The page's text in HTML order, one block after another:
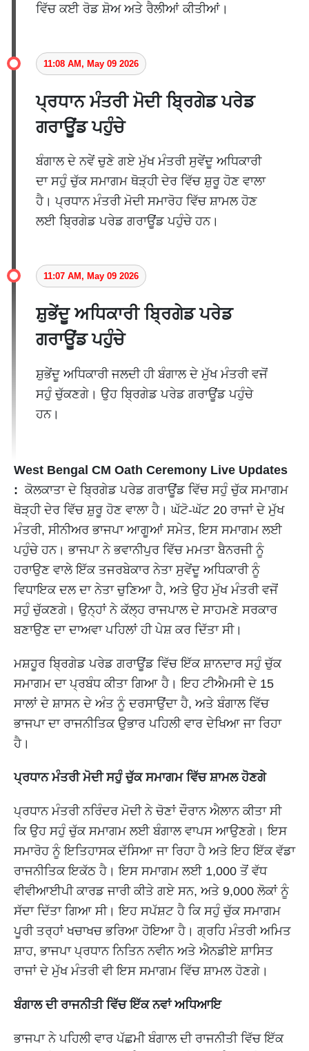
ਵਿੱਚ ਕਈ ਰੋਡ ਸ਼ੋਅ ਅਤੇ ਰੈਲੀਆਂ ਕੀਤੀਆਂ।
11:08 AM, May 09 2026
ਪ੍ਰਧਾਨ ਮੰਤਰੀ ਮੋਦੀ ਬ੍ਰਿਗੇਡ ਪਰੇਡ
ਗਰਾਊਂਡ ਪਹੁੰਚੇ
ਬੰਗਾਲ ਦੇ ਨਵੇਂ ਚੁਣੇ ਗਏ ਮੁੱਖ ਮੰਤਰੀ ਸੁਵੇਂਦੂ ਅਧਿਕਾਰੀ
ਦਾ ਸਹੁੰ ਚੁੱਕ ਸਮਾਗਮ ਥੋੜ੍ਹੀ ਦੇਰ ਵਿੱਚ ਸ਼ੁਰੂ ਹੋਣ ਵਾਲਾ
ਹੈ। ਪ੍ਰਧਾਨ ਮੰਤਰੀ ਮੋਦੀ ਸਮਾਰੋਹ ਵਿੱਚ ਸ਼ਾਮਲ ਹੋਣ
ਲਈ ਬ੍ਰਿਗੇਡ ਪਰੇਡ ਗਰਾਊਂਡ ਪਹੁੰਚੇ ਹਨ।
11:07 AM, May 09 2026
ਸ਼ੁਭੇਂਦੂ ਅਧਿਕਾਰੀ ਬ੍ਰਿਗੇਡ ਪਰੇਡ
ਗਰਾਊਂਡ ਪਹੁੰਚੇ
ਸ਼ੁਭੇਂਦੂ ਅਧਿਕਾਰੀ ਜਲਦੀ ਹੀ ਬੰਗਾਲ ਦੇ ਮੁੱਖ ਮੰਤਰੀ ਵਜੋਂ
ਸਹੁੰ ਚੁੱਕਣਗੇ। ਉਹ ਬ੍ਰਿਗੇਡ ਪਰੇਡ ਗਰਾਊਂਡ ਪਹੁੰਚੇ
ਹਨ।
West Bengal CM Oath Ceremony Live Updates
: ਕੋਲਕਾਤਾ ਦੇ ਬ੍ਰਿਗੇਡ ਪਰੇਡ ਗਰਾਊਂਡ ਵਿੱਚ ਸਹੁੰ ਚੁੱਕ ਸਮਾਗਮ
ਥੋੜ੍ਹੀ ਦੇਰ ਵਿੱਚ ਸ਼ੁਰੂ ਹੋਣ ਵਾਲਾ ਹੈ। ਘੱਟੋ-ਘੱਟ 20 ਰਾਜਾਂ ਦੇ ਮੁੱਖ
ਮੰਤਰੀ, ਸੀਨੀਅਰ ਭਾਜਪਾ ਆਗੂਆਂ ਸਮੇਤ, ਇਸ ਸਮਾਗਮ ਲਈ
ਪਹੁੰਚੇ ਹਨ। ਭਾਜਪਾ ਨੇ ਭਵਾਨੀਪੁਰ ਵਿੱਚ ਮਮਤਾ ਬੈਨਰਜੀ ਨੂੰ
ਹਰਾਉਣ ਵਾਲੇ ਇੱਕ ਤਜਰਬੇਕਾਰ ਨੇਤਾ ਸੁਵੇਂਦੂ ਅਧਿਕਾਰੀ ਨੂੰ
ਵਿਧਾਇਕ ਦਲ ਦਾ ਨੇਤਾ ਚੁਣਿਆ ਹੈ, ਅਤੇ ਉਹ ਮੁੱਖ ਮੰਤਰੀ ਵਜੋਂ
ਸਹੁੰ ਚੁੱਕਣਗੇ। ਉਨ੍ਹਾਂ ਨੇ ਕੱਲ੍ਹ ਰਾਜਪਾਲ ਦੇ ਸਾਹਮਣੇ ਸਰਕਾਰ
ਬਣਾਉਣ ਦਾ ਦਾਅਵਾ ਪਹਿਲਾਂ ਹੀ ਪੇਸ਼ ਕਰ ਦਿੱਤਾ ਸੀ।
ਮਸ਼ਹੂਰ ਬ੍ਰਿਗੇਡ ਪਰੇਡ ਗਰਾਊਂਡ ਵਿੱਚ ਇੱਕ ਸ਼ਾਨਦਾਰ ਸਹੁੰ ਚੁੱਕ
ਸਮਾਗਮ ਦਾ ਪ੍ਰਬੰਧ ਕੀਤਾ ਗਿਆ ਹੈ। ਇਹ ਟੀਐਮਸੀ ਦੇ 15
ਸਾਲਾਂ ਦੇ ਸ਼ਾਸਨ ਦੇ ਅੰਤ ਨੂੰ ਦਰਸਾਉਂਦਾ ਹੈ, ਅਤੇ ਬੰਗਾਲ ਵਿੱਚ
ਭਾਜਪਾ ਦਾ ਰਾਜਨੀਤਿਕ ਉਭਾਰ ਪਹਿਲੀ ਵਾਰ ਦੇਖਿਆ ਜਾ ਰਿਹਾ
ਹੈ।
ਪ੍ਰਧਾਨ ਮੰਤਰੀ ਮੋਦੀ ਸਹੁੰ ਚੁੱਕ ਸਮਾਗਮ ਵਿੱਚ ਸ਼ਾਮਲ ਹੋਣਗੇ
ਪ੍ਰਧਾਨ ਮੰਤਰੀ ਨਰਿੰਦਰ ਮੋਦੀ ਨੇ ਚੋਣਾਂ ਦੌਰਾਨ ਐਲਾਨ ਕੀਤਾ ਸੀ
ਕਿ ਉਹ ਸਹੁੰ ਚੁੱਕ ਸਮਾਗਮ ਲਈ ਬੰਗਾਲ ਵਾਪਸ ਆਉਣਗੇ। ਇਸ
ਸਮਾਰੋਹ ਨੂੰ ਇਤਿਹਾਸਕ ਦੱਸਿਆ ਜਾ ਰਿਹਾ ਹੈ ਅਤੇ ਇਹ ਇੱਕ ਵੱਡਾ
ਰਾਜਨੀਤਿਕ ਇਕੱਠ ਹੈ। ਇਸ ਸਮਾਗਮ ਲਈ 1,000 ਤੋਂ ਵੱਧ
ਵੀਵੀਆਈਪੀ ਕਾਰਡ ਜਾਰੀ ਕੀਤੇ ਗਏ ਸਨ, ਅਤੇ 9,000 ਲੋਕਾਂ ਨੂੰ
ਸੱਦਾ ਦਿੱਤਾ ਗਿਆ ਸੀ। ਇਹ ਸਪੱਸ਼ਟ ਹੈ ਕਿ ਸਹੁੰ ਚੁੱਕ ਸਮਾਗਮ
ਪੂਰੀ ਤਰ੍ਹਾਂ ਖਚਾਖਚ ਭਰਿਆ ਹੋਇਆ ਹੈ। ਗ੍ਰਹਿ ਮੰਤਰੀ ਅਮਿਤ
ਸ਼ਾਹ, ਭਾਜਪਾ ਪ੍ਰਧਾਨ ਨਿਤਿਨ ਨਵੀਨ ਅਤੇ ਐਨਡੀਏ ਸ਼ਾਸਿਤ
ਰਾਜਾਂ ਦੇ ਮੁੱਖ ਮੰਤਰੀ ਵੀ ਇਸ ਸਮਾਗਮ ਵਿੱਚ ਸ਼ਾਮਲ ਹੋਣਗੇ।
ਬੰਗਾਲ ਦੀ ਰਾਜਨੀਤੀ ਵਿੱਚ ਇੱਕ ਨਵਾਂ ਅਧਿਆਇ
ਭਾਜਪਾ ਨੇ ਪਹਿਲੀ ਵਾਰ ਪੱਛਮੀ ਬੰਗਾਲ ਦੀ ਰਾਜਨੀਤੀ ਵਿੱਚ ਇੱਕ